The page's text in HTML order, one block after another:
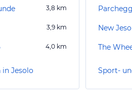
3,8 km
3,9 km
4,0 km
Jesolo
New
The
Sport-